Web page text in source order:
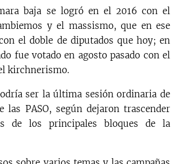
baja se logró en el 2016 con el
y el massismo, que en ese
el doble de diputados que hoy; en
fue votado en agosto pasado con el
kirchnerismo.
ser la última sesión ordinaria de
las PASO, según dejaron trascender
de los principales bloques de la